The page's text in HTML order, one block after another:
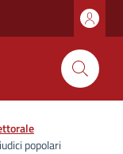
popolari